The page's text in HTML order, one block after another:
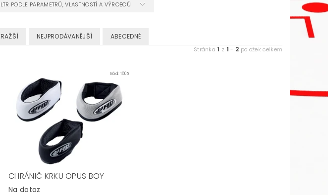
PODLE PARAMETRŮ, VLASTNOSTÍ A VÝROBCŮ
NEJPRODÁVANĚJŠÍ ABECEDNĚ
Stránka1 z 1 - 2 položek celkem
Kód: 1605
CHRÁNIČ KRKU OPUS BOY
Na dotaz